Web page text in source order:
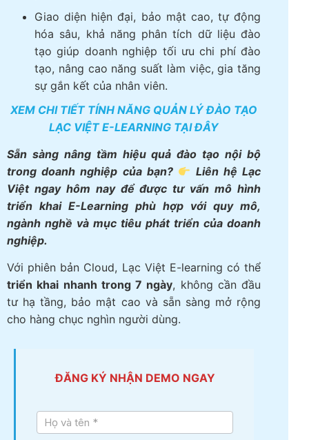
Giao diện hiện đại, bảo mật cao, tự động
hóa sâu, khả năng phân tích dữ liệu đào
tạo giúp doanh nghiệp tối ưu chi phí đào
tạo, nâng cao năng suất làm việc, gia tăng
sự gắn kết của nhân viên.
XEM CHI TIẾT TÍNH NĂNG QUẢN LÝ ĐÀO TẠO
LẠC VIỆT E-LEARNING TẠI ĐÂY
Sẵn sàng nâng tầm hiệu quả đào tạo nội bộ
trong doanh nghiệp của bạn?
Liên hệ Lạc
Việt ngay hôm nay để được tư vấn mô hình
triển khai E-Learning phù hợp với quy mô,
ngành nghề và mục tiêu phát triển của doanh
nghiệp.
Với phiên bản Cloud, Lạc Việt E-learning có thể
triển khai nhanh trong 7 ngày, không cần đầu
tư hạ tầng, bảo mật cao và sẵn sàng mở rộng
cho hàng chục nghìn người dùng.
ĐĂNG KÝ NHẬN DEMO NGAY
LV E-